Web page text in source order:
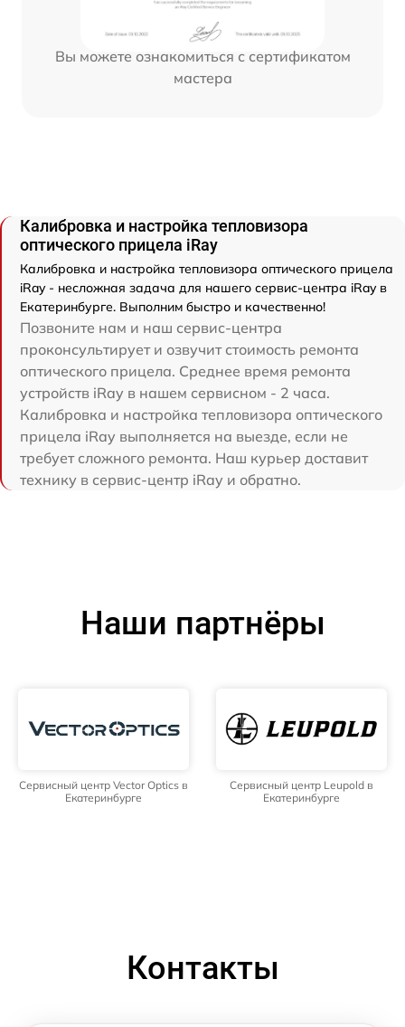
Вы можете ознакомиться с сертификатом
мастера
Калибровка и настройка тепловизора
оптического прицела iRay
Калибровка и настройка тепловизора оптического прицела
iRay - несложная задача для нашего сервис-центра iRay в
Екатеринбурге. Выполним быстро и качественно!
Позвоните нам и наш сервис-центра
проконсультирует и озвучит стоимость ремонта
оптического прицела. Среднее время ремонта
устройств iRay в нашем сервисном - 2 часа.
Калибровка и настройка тепловизора оптического
прицела iRay выполняется на выезде, если не
требует сложного ремонта. Наш курьер доставит
технику в сервис-центр iRay и обратно.
Наши партнёры
Сервисный центр Vector Optics в
Екатеринбурге
Сервисный центр Leupold в
Екатеринбурге
Контакты